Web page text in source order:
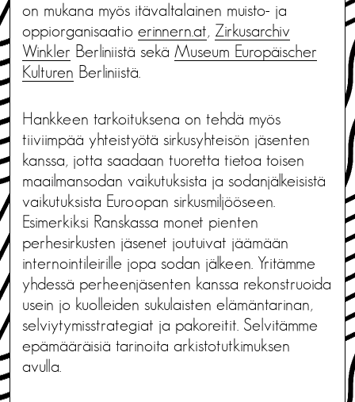
on mukana myös itävaltalainen muisto- ja
oppiorganisaatio erinnern.at, Zirkusarchiv
Winkler Berliniistä sekä Museum Europäischer
Kulturen Berliniistä.
Hankkeen tarkoituksena on tehdä myös
tiiviimpää yhteistyötä sirkusyhteisön jäsenten
kanssa, jotta saadaan tuoretta tietoa toisen
maailmansodan vaikutuksista ja sodanjälkeisistä
vaikutuksista Euroopan sirkusmiljööseen.
Esimerkiksi Ranskassa monet pienten
perhesirkusten jäsenet joutuivat jäämään
internointileirille jopa sodan jälkeen. Yritämme
yhdessä perheenjäsenten kanssa rekonstruoida
usein jo kuolleiden sukulaisten elämäntarinan,
selviytymisstrategiat ja pakoreitit. Selvitämme
epämääräisiä tarinoita arkistotutkimuksen
avulla.